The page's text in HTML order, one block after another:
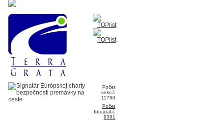
Počet
sekcií:
11790
Počet
fotografií:
9381